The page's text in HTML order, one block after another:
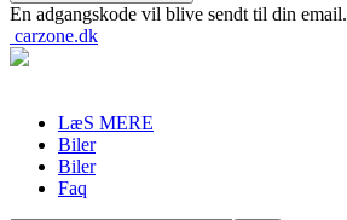
En adgangskode vil blive sendt til din email.
carzone.dk
LæS MERE
Biler
Biler
Faq